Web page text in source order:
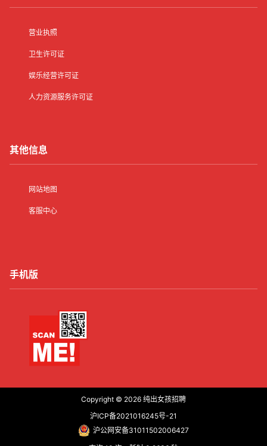
营业执照
卫生许可证
娱乐经营许可证
人力资源服务许可证
其他信息
网站地图
客服中心
手机版
Copyright © 2026 纯出女孩招聘
沪ICP备2021016245号-21
沪公网安备31011502006427